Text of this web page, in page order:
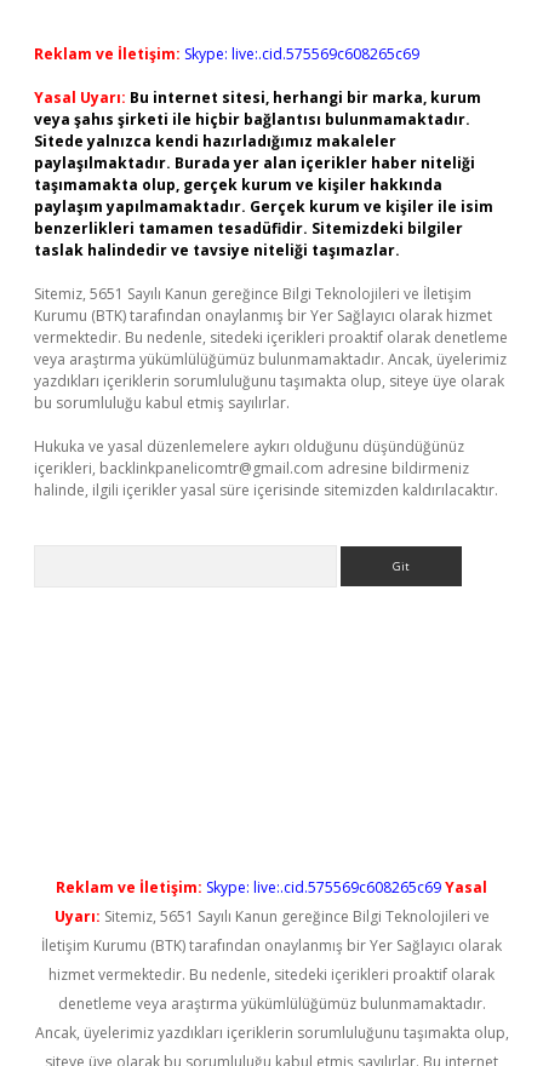
Reklam ve İletişim: Skype: live:.cid.575569c608265c69
Yasal Uyarı: Bu internet sitesi, herhangi bir marka, kurum
veya şahıs şirketi ile hiçbir bağlantısı bulunmamaktadır.
Sitede yalnızca kendi hazırladığımız makaleler
paylaşılmaktadır. Burada yer alan içerikler haber niteliği
taşımamakta olup, gerçek kurum ve kişiler hakkında
paylaşım yapılmamaktadır. Gerçek kurum ve kişiler ile isim
benzerlikleri tamamen tesadüfidir. Sitemizdeki bilgiler
taslak halindedir ve tavsiye niteliği taşımazlar.
Sitemiz, 5651 Sayılı Kanun gereğince Bilgi Teknolojileri ve İletişim
Kurumu (BTK) tarafından onaylanmış bir Yer Sağlayıcı olarak hizmet
vermektedir. Bu nedenle, sitedeki içerikleri proaktif olarak denetleme
veya araştırma yükümlülüğümüz bulunmamaktadır. Ancak, üyelerimiz
yazdıkları içeriklerin sorumluluğunu taşımakta olup, siteye üye olarak
bu sorumluluğu kabul etmiş sayılırlar.
Hukuka ve yasal düzenlemelere aykırı olduğunu düşündüğünüz
içerikleri, backlinkpanelicomtr@gmail.com adresine bildirmeniz
halinde, ilgili içerikler yasal süre içerisinde sitemizden kaldırılacaktır.
Reklam ve İletişim: Skype: live:.cid.575569c608265c69Yasal
Uyarı: Sitemiz, 5651 Sayılı Kanun gereğince Bilgi Teknolojileri ve
İletişim Kurumu (BTK) tarafından onaylanmış bir Yer Sağlayıcı olarak
hizmet vermektedir. Bu nedenle, sitedeki içerikleri proaktif olarak
denetleme veya araştırma yükümlülüğümüz bulunmamaktadır.
Ancak, üyelerimiz yazdıkları içeriklerin sorumluluğunu taşımakta olup,
siteye üye olarak bu sorumluluğu kabul etmiş sayılırlar. Bu internet